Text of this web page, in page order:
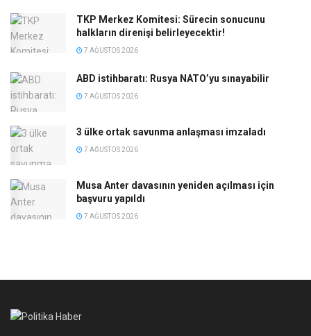
TKP Merkez Komitesi: Sürecin sonucunu
halkların direnişi belirleyecektir!
7 AĞUSTOS 2026
ABD istihbaratı: Rusya NATO’yu sınayabilir
7 AĞUSTOS 2026
3 ülke ortak savunma anlaşması imzaladı
7 AĞUSTOS 2026
Musa Anter davasının yeniden açılması için
başvuru yapıldı
7 AĞUSTOS 2026